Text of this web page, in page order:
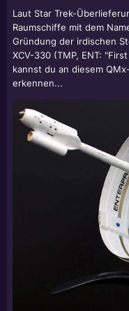
Laut Star Trek-
Raumschiffe mit dem
Gründung der irdischen
XCV-330 (TMP, ENT:
kannst du an diesem
erkennen...